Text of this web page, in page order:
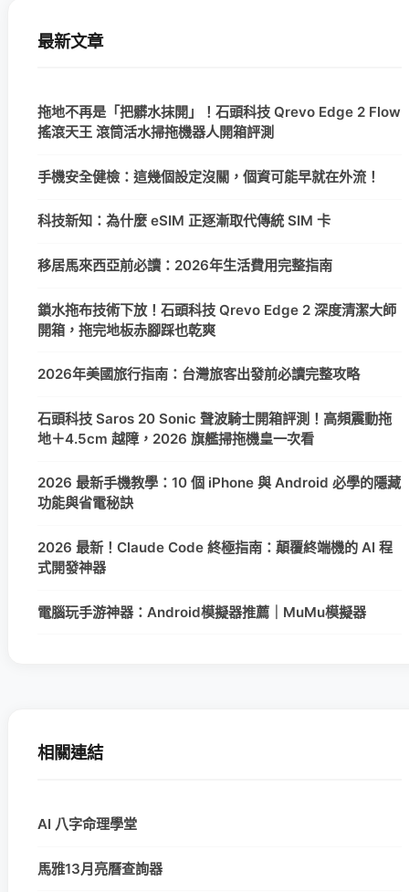
最新文章
拖地不再是「把髒水抹開」！石頭科技 Qrevo Edge 2 Flow
搖滾天王 滾筒活水掃拖機器人開箱評測
手機安全健檢：這幾個設定沒關，個資可能早就在外流！
科技新知：為什麼 eSIM 正逐漸取代傳統 SIM 卡
移居馬來西亞前必讀：2026年生活費用完整指南
鎖水拖布技術下放！石頭科技 Qrevo Edge 2 深度清潔大師
開箱，拖完地板赤腳踩也乾爽
2026年美國旅行指南：台灣旅客出發前必讀完整攻略
石頭科技 Saros 20 Sonic 聲波騎士開箱評測！高頻震動拖
地＋4.5cm 越障，2026 旗艦掃拖機皇一次看
2026 最新手機教學：10 個 iPhone 與 Android 必學的隱藏
功能與省電秘訣
2026 最新！Claude Code 終極指南：顛覆終端機的 AI 程
式開發神器
電腦玩手游神器：Android模擬器推薦｜MuMu模擬器
相關連結
AI 八字命理學堂
馬雅13月亮曆查詢器